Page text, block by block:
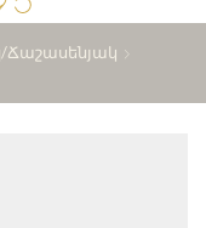
ճաշասենյակ